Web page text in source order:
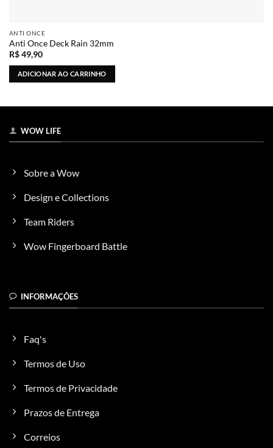
ANTI ONCE
Anti Once Deck Rain 32mm
R$49,90
ADICIONAR AO CARRINHO
WOW LIFE
Sobre a Wow
Design e Collections
Team Riders
Wow Fingerboard Battle
INFORMAÇÕES
Faq's
Termos de Uso
Termos de Privacidade
Prazos de Entrega
Correios